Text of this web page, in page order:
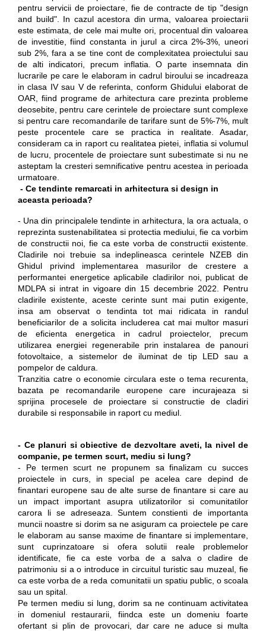
pentru servicii de proiectare, fie de contracte de tip "design
and build". In cazul acestora din urma, valoarea proiectarii
este estimata, de cele mai multe ori, procentual din valoarea
de investitie, fiind constanta in jurul a circa 2%-3%, uneori
sub 2%, fara a se tine cont de complexitatea proiectului sau
de alti indicatori, precum inflatia. O parte insemnata din
lucrarile pe care le elaboram in cadrul biroului se incadreaza
in clasa IV sau V de referinta, conform Ghidului elaborat de
OAR, fiind programe de arhitectura care prezinta probleme
deosebite, pentru care cerintele de proiectare sunt complexe
si pentru care recomandarile de tarifare sunt de 5%-7%, mult
peste procentele care se practica in realitate. Asadar,
consideram ca in raport cu realitatea pietei, inflatia si volumul
de lucru, procentele de proiectare sunt subestimate si nu ne
asteptam la cresteri semnificative pentru acestea in perioada
urmatoare.
- Ce tendinte remarcati in arhitectura si design in
aceasta perioada?
- Una din principalele tendinte in arhitectura, la ora actuala, o
reprezinta sustenabilitatea si protectia mediului, fie ca vorbim
de constructii noi, fie ca este vorba de constructii existente.
Cladirile noi trebuie sa indeplineasca cerintele NZEB din
Ghidul privind implementarea masurilor de crestere a
performantei energetice aplicabile cladirilor noi, publicat de
MDLPA si intrat in vigoare din 15 decembrie 2022. Pentru
cladirile existente, aceste cerinte sunt mai putin exigente,
insa am observat o tendinta tot mai ridicata in randul
beneficiarilor de a solicita includerea cat mai multor masuri
de eficienta energetica in cadrul proiectelor, precum
utilizarea energiei regenerabile prin instalarea de panouri
fotovoltaice, a sistemelor de iluminat de tip LED sau a
pompelor de caldura.
Tranzitia catre o economie circulara este o tema recurenta,
bazata pe recomandarile europene care incurajeaza si
sprijina procesele de proiectare si constructie de cladiri
durabile si responsabile in raport cu mediul.
- Ce planuri si obiective de dezvoltare aveti, la nivel de
companie, pe termen scurt, mediu si lung?
- Pe termen scurt ne propunem sa finalizam cu succes
proiectele in curs, in special pe acelea care depind de
finantari europene sau de alte surse de finantare si care au
un impact important asupra utilizatorilor si comunitatilor
carora li se adreseaza. Suntem constienti de importanta
muncii noastre si dorim sa ne asiguram ca proiectele pe care
le elaboram au sanse maxime de finantare si implementare,
sunt cuprinzatoare si ofera solutii reale problemelor
identificate, fie ca este vorba de a salva o cladire de
patrimoniu si a o introduce in circuitul turistic sau muzeal, fie
ca este vorba de a reda comunitatii un spatiu public, o scoala
sau un spital.
Pe termen mediu si lung, dorim sa ne continuam activitatea
in domeniul restaurarii, fiindca este un domeniu foarte
ofertant si plin de provocari, dar care ne aduce si multa